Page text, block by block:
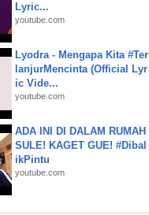
Lyric...
youtube.com
Lyodra - Mengapa Kita #Ter
lanjurMencinta (Official Lyr
ic Vide...
youtube.com
ADA INI DI DALAM RUMAH
SULE! KAGET GUE! #Dibal
ikPintu
youtube.com